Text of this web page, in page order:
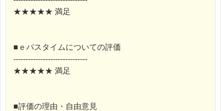
★★★★★ 満足
■ｅパスタイムについての評価
------------------------------
★★★★★ 満足
■評価の理由・自由意見